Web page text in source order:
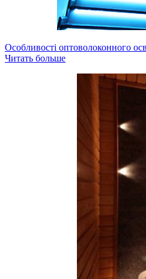
Особливості оптоволоконного
Читать больше